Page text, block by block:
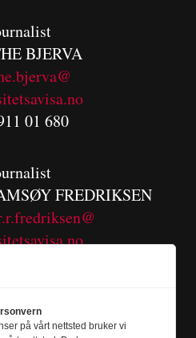
BJERVA
01 680
FREDRIKSEN
på vårt nettsted bruker vi